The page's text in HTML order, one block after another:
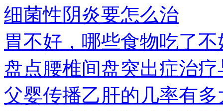
细菌性阴炎要怎么治
胃不好，哪些食物吃了不
盘点腰椎间盘突出症治疗
父婴传播乙肝的几率有多